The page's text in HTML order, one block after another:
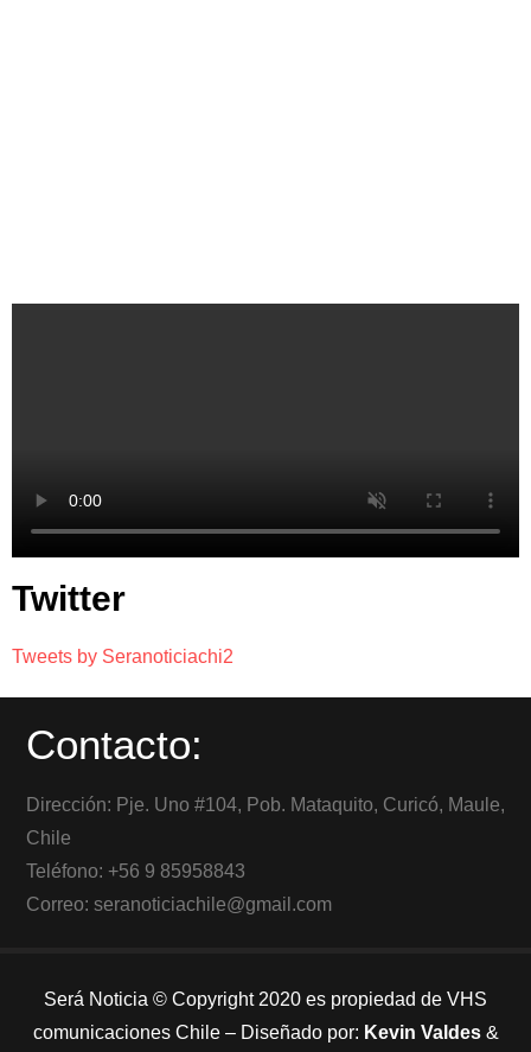
Twitter
Tweets by Seranoticiachi2
Contacto:
Dirección: Pje. Uno #104, Pob. Mataquito, Curicó, Maule,
Chile
Teléfono: +56 9 85958843
Correo: seranoticiachile@gmail.com
Será Noticia © Copyright 2020 es propiedad de VHS
comunicaciones Chile – Diseñado por: Kevin Valdes&